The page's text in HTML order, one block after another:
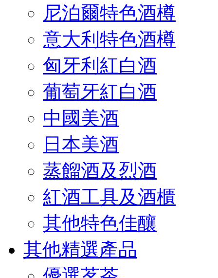
尼泊爾特色酒樽
意大利特色酒樽
匈牙利紅白酒
葡萄牙紅白酒
中國美酒
日本美酒
蒸餾酒及烈酒
紅酒工具及酒櫃
其他特色佳釀
其他精選產品